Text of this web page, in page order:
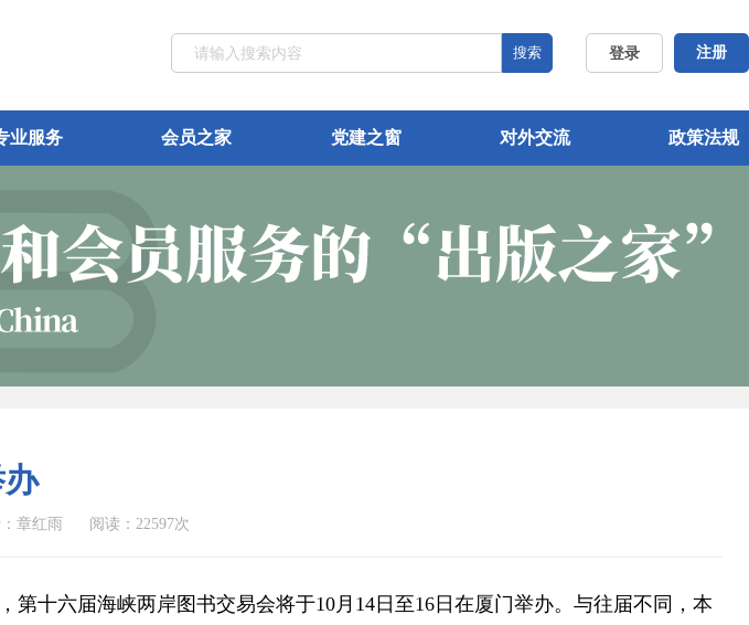
登录 注册
搜索
业服务 会员之家 党建之窗 对外交流 政策法规
章红雨 阅读：22597次
第十六届海峡两岸图书交易会将于10月14日至16日在厦门举办。与往届不同，本